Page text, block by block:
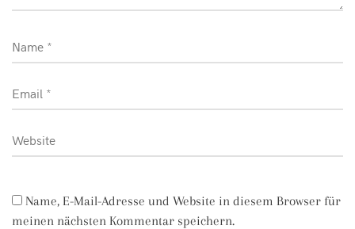
Name, E-Mail-Adresse und Website in diesem Browser für
meinen nächsten Kommentar speichern.